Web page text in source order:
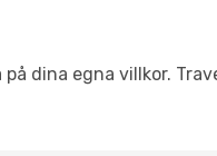
dina egna villkor.